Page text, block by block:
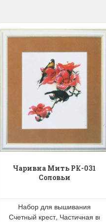
Чаривна Мить РК-031
Соловьи
Набор для вышивания
Счетный крест, Частичная